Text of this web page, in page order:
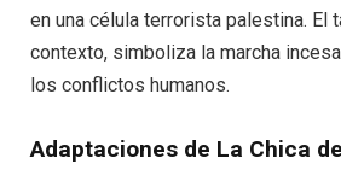
en una célula terrorista palestina. El
contexto, simboliza la marcha
los conflictos humanos.
Adaptaciones de La Chica